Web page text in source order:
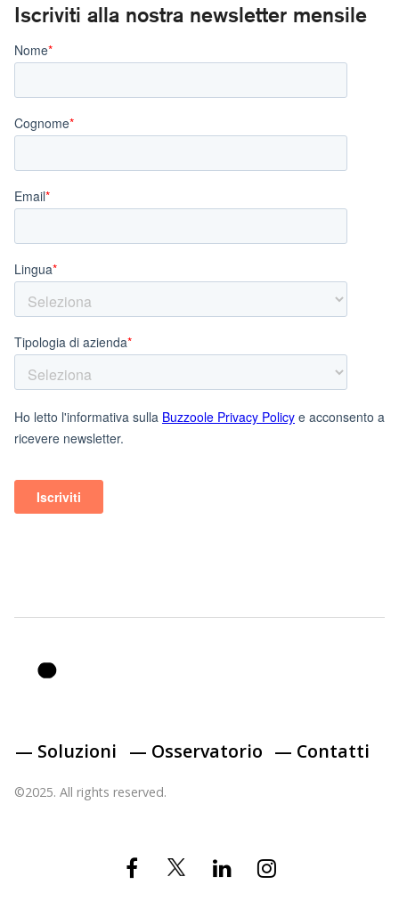
Iscriviti alla nostra newsletter mensile
— Soluzioni — Osservatorio — Contatti
©2025. All rights reserved.
Facebook Linkedin